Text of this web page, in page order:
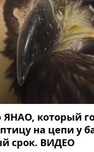
который
на цепи у
срок. ВИДЕО